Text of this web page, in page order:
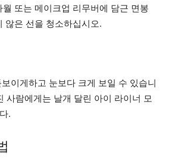
또는 메이크업 리무버에 담근 면봉
않은 선을 청소하십시오.
이게하고 눈보다 크게 보일 수 있습니
사람에게는 날개 달린 아이 라이너 모
.